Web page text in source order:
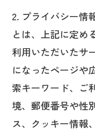
2. プライバシー情
とは、上記に定め
利用いただいたサ
になったページや
索キーワード、ご
境、郵便番号や性
ス、クッキー情報